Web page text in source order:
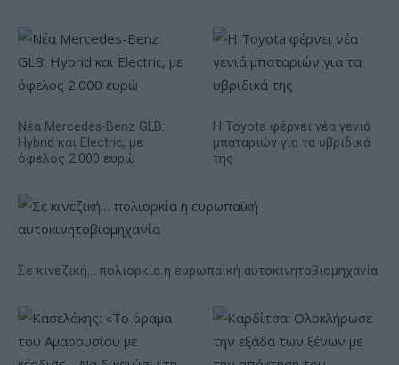
Νέα Mercedes-Benz GLB:
Hybrid και Electric, με
όφελος 2.000 ευρώ
Η Toyota φέρνει νέα γενιά
μπαταριών για τα υβριδικά
της
Σε κινεζική… πολιορκία η ευρωπαϊκή αυτοκινητοβιομηχανία